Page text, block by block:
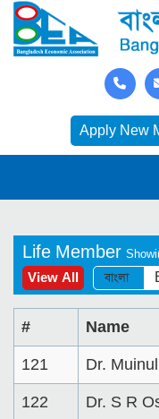
Apply New
Life Member
View All বাংলা
# Name
121 Dr.
122 Dr. S R